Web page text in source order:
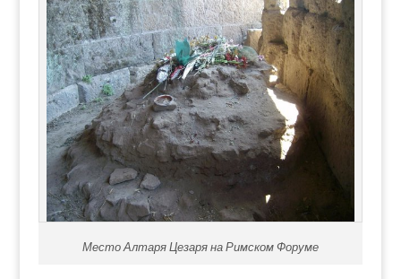
Место Алтаря Цезаря на Римском Форуме